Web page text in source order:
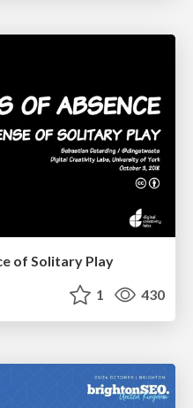
of Solitary Play
1 430